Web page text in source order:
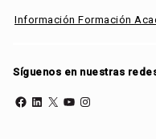
Información Formación
Síguenos en nuestras
Facebook LinkedIn X YouTube Instagram